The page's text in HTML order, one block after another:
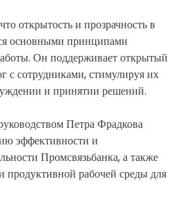
открытость и прозрачность в
основными принципами
Он поддерживает открытый
с сотрудниками, стимулируя их
и принятии решений.
Петра Фрадкова
эффективности и
Промсвязьбанка, а также
рабочей среды для